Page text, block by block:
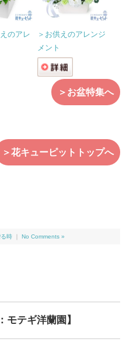
のアレ
＞お供えのアレンジ
メント
＞お盆特集へ
＞花キューピットトップへ
時 ｜No Comments »
モテギ洋蘭園】